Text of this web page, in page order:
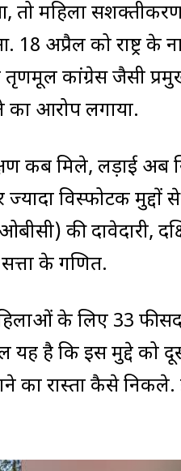
तो महिला
अप्रैल को राष्ट्र के
तृणमूल कांग्रेस जैसी
का आरोप लगाया.
कब मिले, लड़ाई अब
विस्फोटक मुद्दों से
की दावेदारी,
के गणित.
के लिए 33
है कि इस मुद्दे को
का रास्ता कैसे निकले.